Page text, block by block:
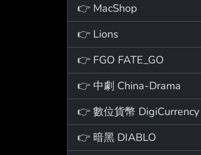
👉 MacShop
👉 Lions
👉 FGO FATE_GO
👉 中劇 China-Drama
👉 數位貨幣 DigiCurrency
👉 暗黑 DIABLO